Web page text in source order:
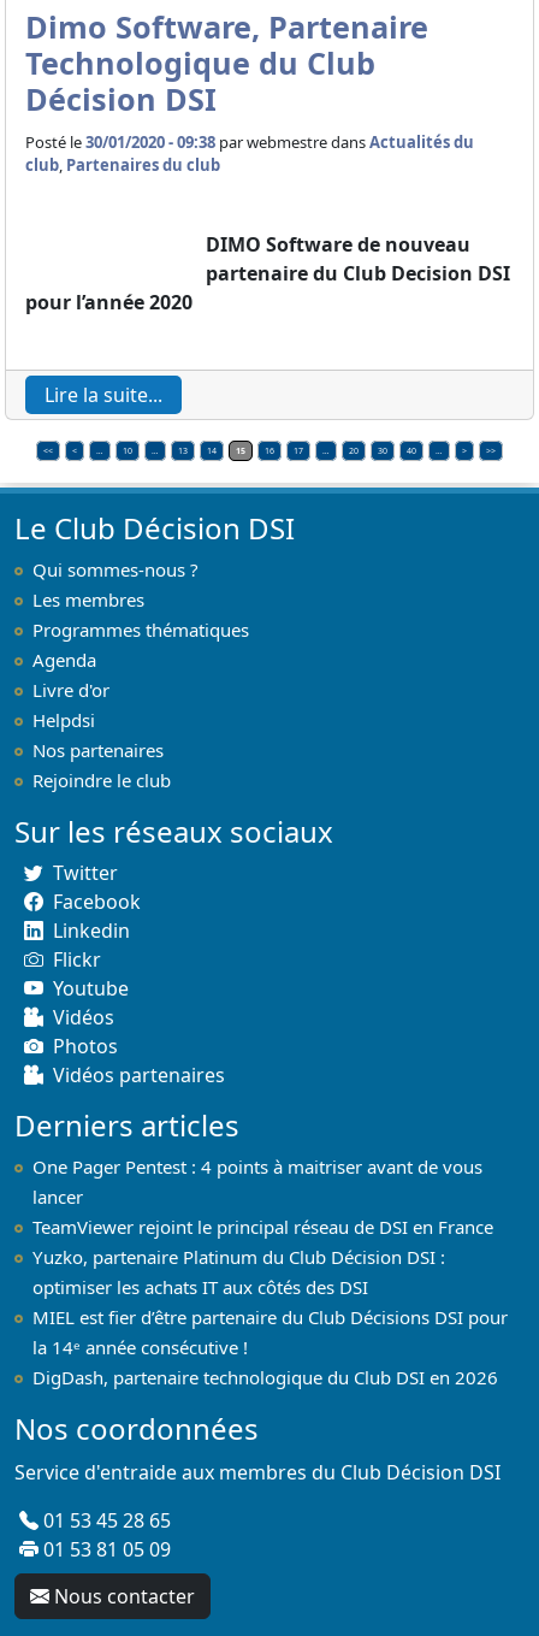
Dimo Software, Partenaire
Technologique du Club
Décision DSI
Posté le30/01/2020 - 09:38 parwebmestre dansActualités du
club, Partenaires du club
DIMO Software de nouveau
partenaire du Club Decision DSI
pour l’année 2020
Lire la suite...
<< < 10 13 14 15 16 17 20 30 40 > >>
Le Club Décision DSI
Qui sommes-nous ?
Les membres
Programmes thématiques
Agenda
Livre d'or
Helpdsi
Nos partenaires
Rejoindre le club
Sur les réseaux sociaux
Twitter
Facebook
Linkedin
Flickr
Youtube
Vidéos
Photos
Vidéos partenaires
Derniers articles
One Pager Pentest : 4 points à maitriser avant de vous
lancer
TeamViewer rejoint le principal réseau de DSI en France
Yuzko, partenaire Platinum du Club Décision DSI :
optimiser les achats IT aux côtés des DSI
MIEL est fier d’être partenaire du Club Décisions DSI pour
la 14ᵉ année consécutive !
DigDash, partenaire technologique du Club DSI en 2026
Nos coordonnées
Service d'entraide aux membres du Club Décision DSI
01 53 45 28 65
01 53 81 05 09
Nous contacter